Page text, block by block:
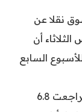
نقلا عن
أن
السابع
وقالت المصادر إن مخزونات النفط الخام تراجعت 6.8